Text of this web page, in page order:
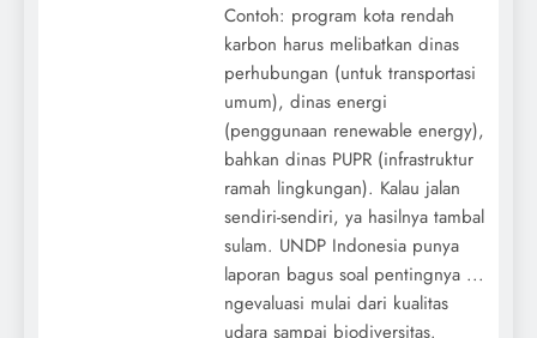
Contoh: program kota rendah
karbon harus melibatkan dinas
perhubungan (untuk transportasi
umum), dinas energi
(penggunaan renewable energy),
bahkan dinas PUPR (infrastruktur
ramah lingkungan). Kalau jalan
sendiri-sendiri, ya hasilnya tambal
sulam. UNDP Indonesia punya
laporan bagus soal pentingnya ...
ngevaluasi mulai dari kualitas
udara sampai biodiversitas.